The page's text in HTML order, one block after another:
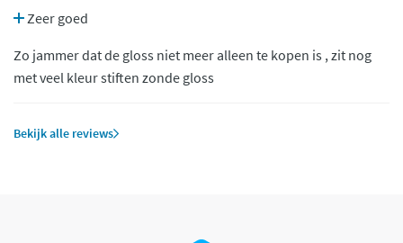
Zeer goed
Zo jammer dat de gloss niet meer alleen te kopen is , zit nog
met veel kleur stiften zonde gloss
Bekijk alle reviews